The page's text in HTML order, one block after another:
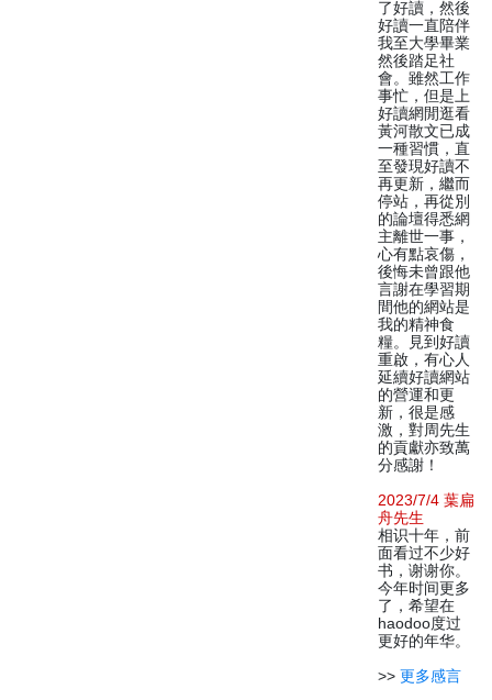
了好讀，然後
好讀一直陪伴
我至大學畢業
然後踏足社
會。雖然工作
事忙，但是上
好讀網閒逛看
黃河散文已成
一種習慣，直
至發現好讀不
再更新，繼而
停站，再從別
的論壇得悉網
主離世一事，
心有點哀傷，
後悔未曾跟他
言謝在學習期
間他的網站是
我的精神食
糧。見到好讀
重啟，有心人
延續好讀網站
的營運和更
新，很是感
激，對周先生
的貢獻亦致萬
分感謝！
2023/7/4 葉扁
舟先生
相识十年，前
面看过不少好
书，谢谢你。
今年时间更多
了，希望在
haodoo度过
更好的年华。
>> 更多感言